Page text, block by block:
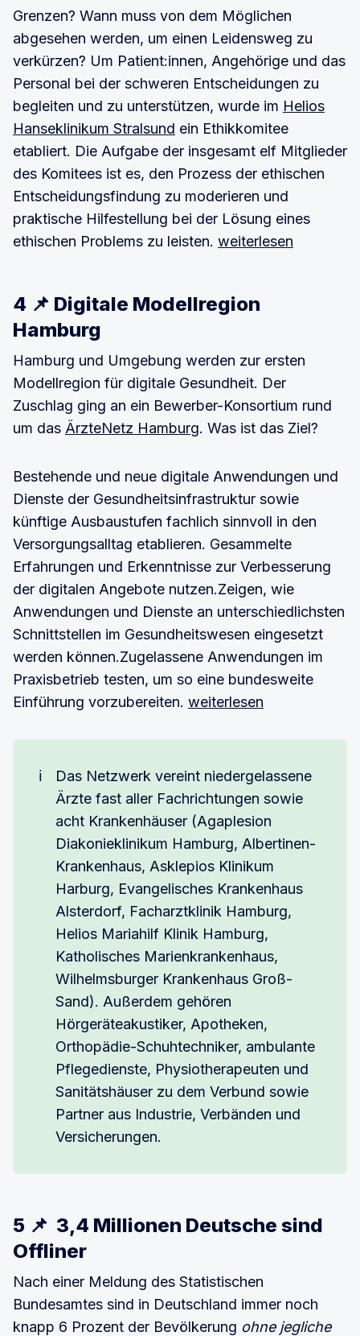
Grenzen? Wann muss von dem Möglichen
abgesehen werden, um einen Leidensweg zu
verkürzen? Um Patient:innen, Angehörige und das
Personal bei der schweren Entscheidungen zu
begleiten und zu unterstützen, wurde im Helios
Hanseklinikum Stralsund ein Ethikkomitee
etabliert. Die Aufgabe der insgesamt elf Mitglieder
des Komitees ist es, den Prozess der ethischen
Entscheidungsfindung zu moderieren und
praktische Hilfestellung bei der Lösung eines
ethischen Problems zu leisten. weiterlesen
4 📌 Digitale Modellregion
Hamburg
Hamburg und Umgebung werden zur ersten
Modellregion für digitale Gesundheit. Der
Zuschlag ging an ein Bewerber-Konsortium rund
um das ÄrzteNetz Hamburg. Was ist das Ziel?
Bestehende und neue digitale Anwendungen und
Dienste der Gesundheitsinfrastruktur sowie
künftige Ausbaustufen fachlich sinnvoll in den
Versorgungsalltag etablieren. Gesammelte
Erfahrungen und Erkenntnisse zur Verbesserung
der digitalen Angebote nutzen.Zeigen, wie
Anwendungen und Dienste an unterschiedlichsten
Schnittstellen im Gesundheitswesen eingesetzt
werden können.Zugelassene Anwendungen im
Praxisbetrieb testen, um so eine bundesweite
Einführung vorzubereiten. weiterlesen
ℹ️
Das Netzwerk vereint niedergelassene
Ärzte fast aller Fachrichtungen sowie
acht Krankenhäuser (Agaplesion
Diakonieklinikum Hamburg, Albertinen-
Krankenhaus, Asklepios Klinikum
Harburg, Evangelisches Krankenhaus
Alsterdorf, Facharztklinik Hamburg,
Helios Mariahilf Klinik Hamburg,
Katholisches Marienkrankenhaus,
Wilhelmsburger Krankenhaus Groß-
Sand). Außerdem gehören
Hörgeräteakustiker, Apotheken,
Orthopädie-Schuhtechniker, ambulante
Pflegedienste, Physiotherapeuten und
Sanitätshäuser zu dem Verbund sowie
Partner aus Industrie, Verbänden und
Versicherungen.
5 📌 3,4 Millionen Deutsche sind
Offliner
Nach einer Meldung des Statistischen
Bundesamtes sind in Deutschland immer noch
knapp 6 Prozent der Bevölkerung ohne jegliche